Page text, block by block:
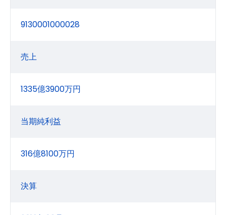
9130001000028
売上
1335億3900万円
当期純利益
316億8100万円
決算